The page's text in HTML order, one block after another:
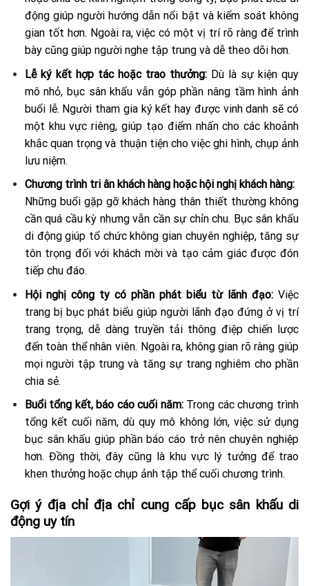
động giúp người hướng dẫn nổi bật và kiểm soát không
gian tốt hơn. Ngoài ra, việc có một vị trí rõ ràng để trình
bày cũng giúp người nghe tập trung và dễ theo dõi hơn.
Lễ ký kết hợp tác hoặc trao thưởng:Dù là sự kiện quy
mô nhỏ, bục sân khấu vẫn góp phần nâng tầm hình ảnh
buổi lễ. Người tham gia ký kết hay được vinh danh sẽ có
một khu vực riêng, giúp tạo điểm nhấn cho các khoảnh
khắc quan trọng và thuận tiện cho việc ghi hình, chụp ảnh
lưu niệm.
Chương trình tri ân khách hàng hoặc hội nghị khách hàng:
Những buổi gặp gỡ khách hàng thân thiết thường không
cần quá cầu kỳ nhưng vẫn cần sự chỉn chu. Bục sân khấu
di động giúp tổ chức không gian chuyên nghiệp, tăng sự
tôn trọng đối với khách mời và tạo cảm giác được đón
tiếp chu đáo.
Hội nghị công ty có phần phát biểu từ lãnh đạo:Việc
trang bị bục phát biểu giúp người lãnh đạo đứng ở vị trí
trang trọng, dễ dàng truyền tải thông điệp chiến lược
đến toàn thể nhân viên. Ngoài ra, không gian rõ ràng giúp
mọi người tập trung và tăng sự trang nghiêm cho phần
chia sẻ.
Buổi tổng kết, báo cáo cuối năm:Trong các chương trình
tổng kết cuối năm, dù quy mô không lớn, việc sử dụng
bục sân khấu giúp phần báo cáo trở nên chuyên nghiệp
hơn. Đồng thời, đây cũng là khu vực lý tưởng để trao
khen thưởng hoặc chụp ảnh tập thể cuối chương trình.
Gợi ý địa chỉ địa chỉ cung cấp bục sân khấu di
động uy tín